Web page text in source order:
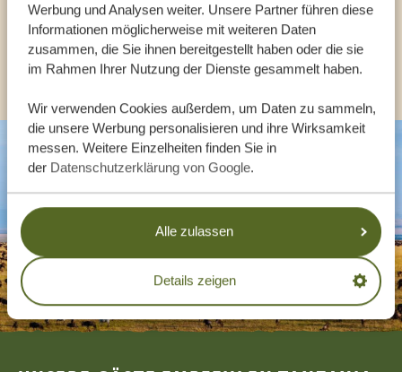
Werbung und Analysen weiter. Unsere Partner führen diese
Informationen möglicherweise mit weiteren Daten
zusammen, die Sie ihnen bereitgestellt haben oder die sie
im Rahmen Ihrer Nutzung der Dienste gesammelt haben.
Wir verwenden Cookies außerdem, um Daten zu sammeln,
die unsere Werbung personalisieren und ihre Wirksamkeit
messen. Weitere Einzelheiten finden Sie in
der Datenschutzerklärung von Google.
Alle zulassen
Details zeigen
DE: +494087407061
ANDERE LÄNDER
Footer